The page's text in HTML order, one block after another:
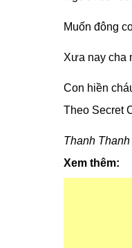
Muốn đông
Xưa nay cha
Con hiền
Theo Secret
Thanh
Xem thêm: